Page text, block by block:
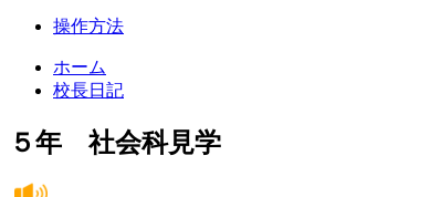
操作方法
ホーム
校長日記
５年 社会科見学